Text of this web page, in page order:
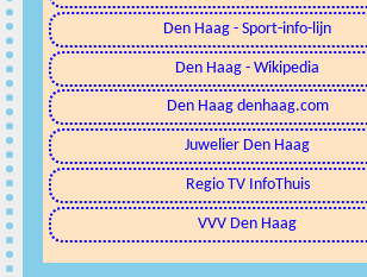
Den Haag - Sport-info-lijn
Den Haag - Wikipedia
Den Haag denhaag.com
Juwelier Den Haag
Regio TV InfoThuis
VVV Den Haag